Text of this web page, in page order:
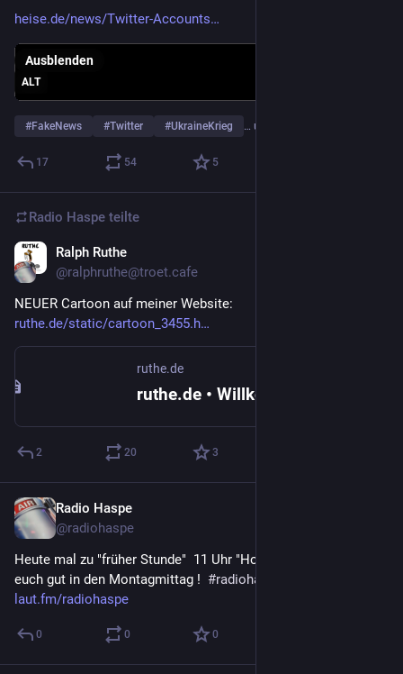
heise.de/news/Twitter-Accounts
ALT
Ausblenden
#FakeNews #Twitter #UkraineKrieg … und 1 weiterer
17 54 5
Radio Haspe teilte
Ralph Ruthe
@ralphruthe@troet.cafe
NEUER Cartoon auf meiner Website:
ruthe.de/static/cartoon_3455.h
ruthe.de
ruthe.de • Willkommen
2 20 3
Radio Haspe
@radiohaspe
Heute mal zu "früher Stunde"  11 Uhr "Hot & blue" , Joshi bringt
euch gut in den Montagmittag ! #radiohaspe
laut.fm/radiohaspe
0 0 0